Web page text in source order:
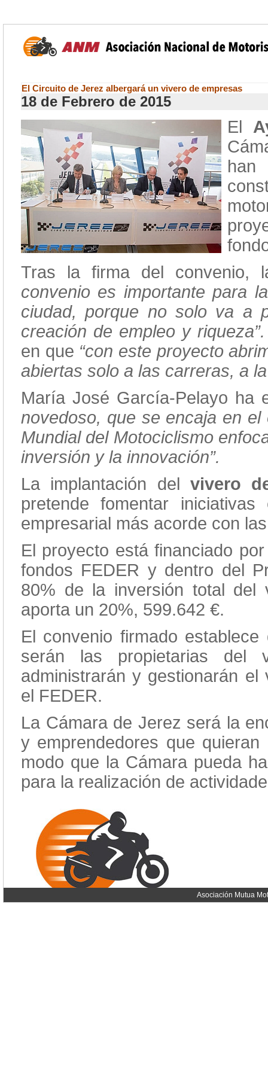
El Circuito de Jerez albergará un vivero de empresas
18 de Febrero de 2015
El
Tras la firma del convenio,
convenio es importante para
ciudad, porque no solo va a
creación de empleo y riqueza”.
en que “con este proyecto
abiertas solo a las carreras, a
María José García-Pelayo
novedoso, que se encaja en
Mundial del Motociclismo
inversión y la innovación”.
La implantación del vivero
pretende fomentar
empresarial más acorde con
El proyecto está financiado
fondos FEDER y dentro del
80% de la inversión total del
aporta un 20%, 599.642 €.
El convenio firmado
serán las propietarias del
administrarán y gestionarán
el FEDER.
La Cámara de Jerez será la
y emprendedores que
modo que la Cámara pueda
para la realización de
Asociación Mutua